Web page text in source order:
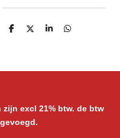
D
D
S
D
excl 21% btw. de btw